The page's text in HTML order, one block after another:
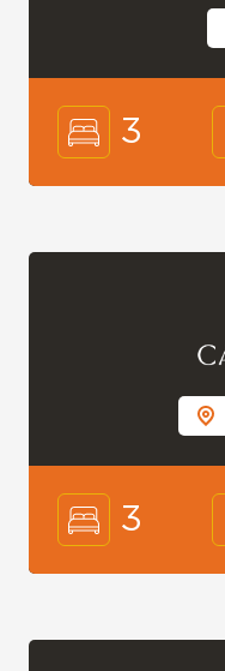
3
3